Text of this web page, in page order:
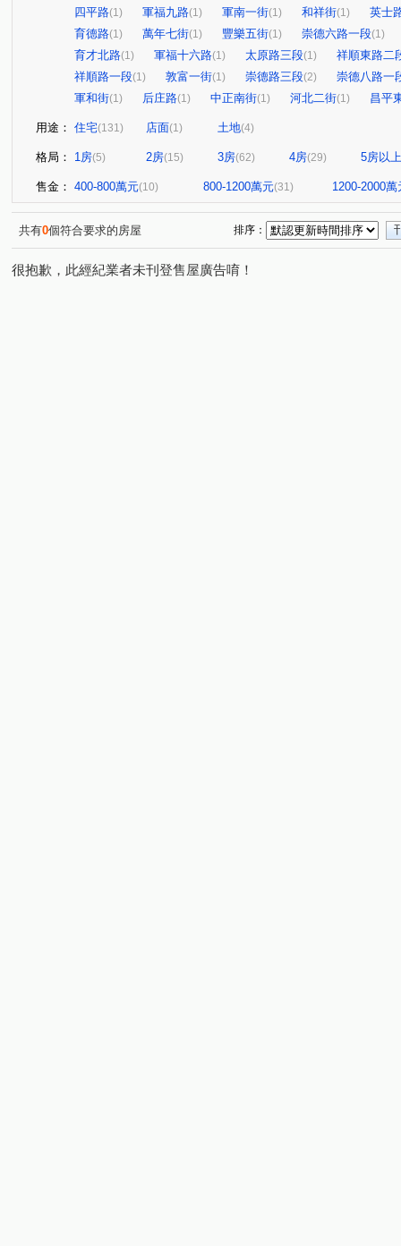
四平路(1) 軍福九路(1) 軍南一街(1) 和祥街(1)
英士
育德路(1) 萬年七街(1) 豐樂五街(1) 崇德六路一段(1)
育才北路(1) 軍福十六路(1) 太原路三段(1)
祥順東路二
祥順路一段(1) 敦富一街(1) 崇德路三段(2)
崇德八路一
軍和街(1) 后庄路(1) 中正南街(1) 河北二街(1) 昌平
用途： 住宅(131) 店面(1) 土地(4)
格局： 1房(5) 2房(15) 3房(62) 4房(29) 5房以上
售金： 400-800萬元(10) 800-1200萬元(31) 1200-2000萬
共有0個符合要求的房屋 排序：
很抱歉，此經紀業者未刊登售屋廣告唷！